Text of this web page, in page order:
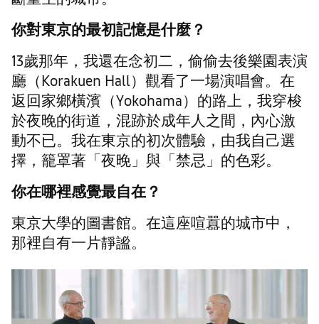
你對東京的最初記憶是什麼？
13歲那年，我還在念初二，偷偷去後樂園表演
廳（Korakuen Hall）觀看了一場演唱會。在
返回家鄉橫濱（Yokohama）的路上，我穿梭
於夜晚的街道，混跡於成年人之間，內心激
動不已。我在東京的初次體驗，由我自己選
擇，籠罩著「夜晚」與「禁忌」的色彩。
你在哪裡感覺最自在？
東京大學的圖書館。在這座喧囂的城市中，
那裡自有一片靜謐。